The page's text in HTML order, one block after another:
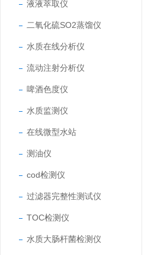
液液萃取仪
二氧化硫SO2蒸馏仪
水质在线分析仪
流动注射分析仪
啤酒色度仪
水质监测仪
在线微型水站
测油仪
cod检测仪
过滤器完整性测试仪
TOC检测仪
水质大肠杆菌检测仪